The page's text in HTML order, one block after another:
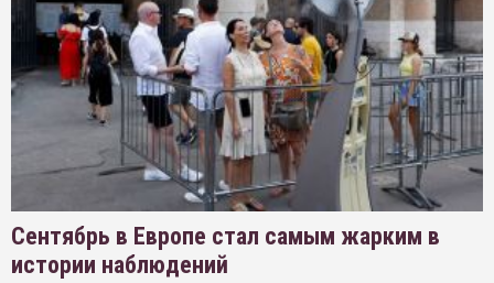
Сентябрь в Европе стал самым жарким в
истории наблюдений